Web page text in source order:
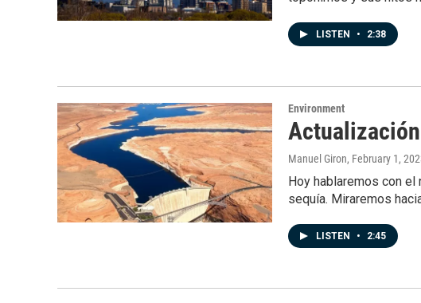
LISTEN • 2:38
Environment
Manuel Giron, February 1,
Hoy hablaremos con
sequía. Miraremos
LISTEN • 2:45